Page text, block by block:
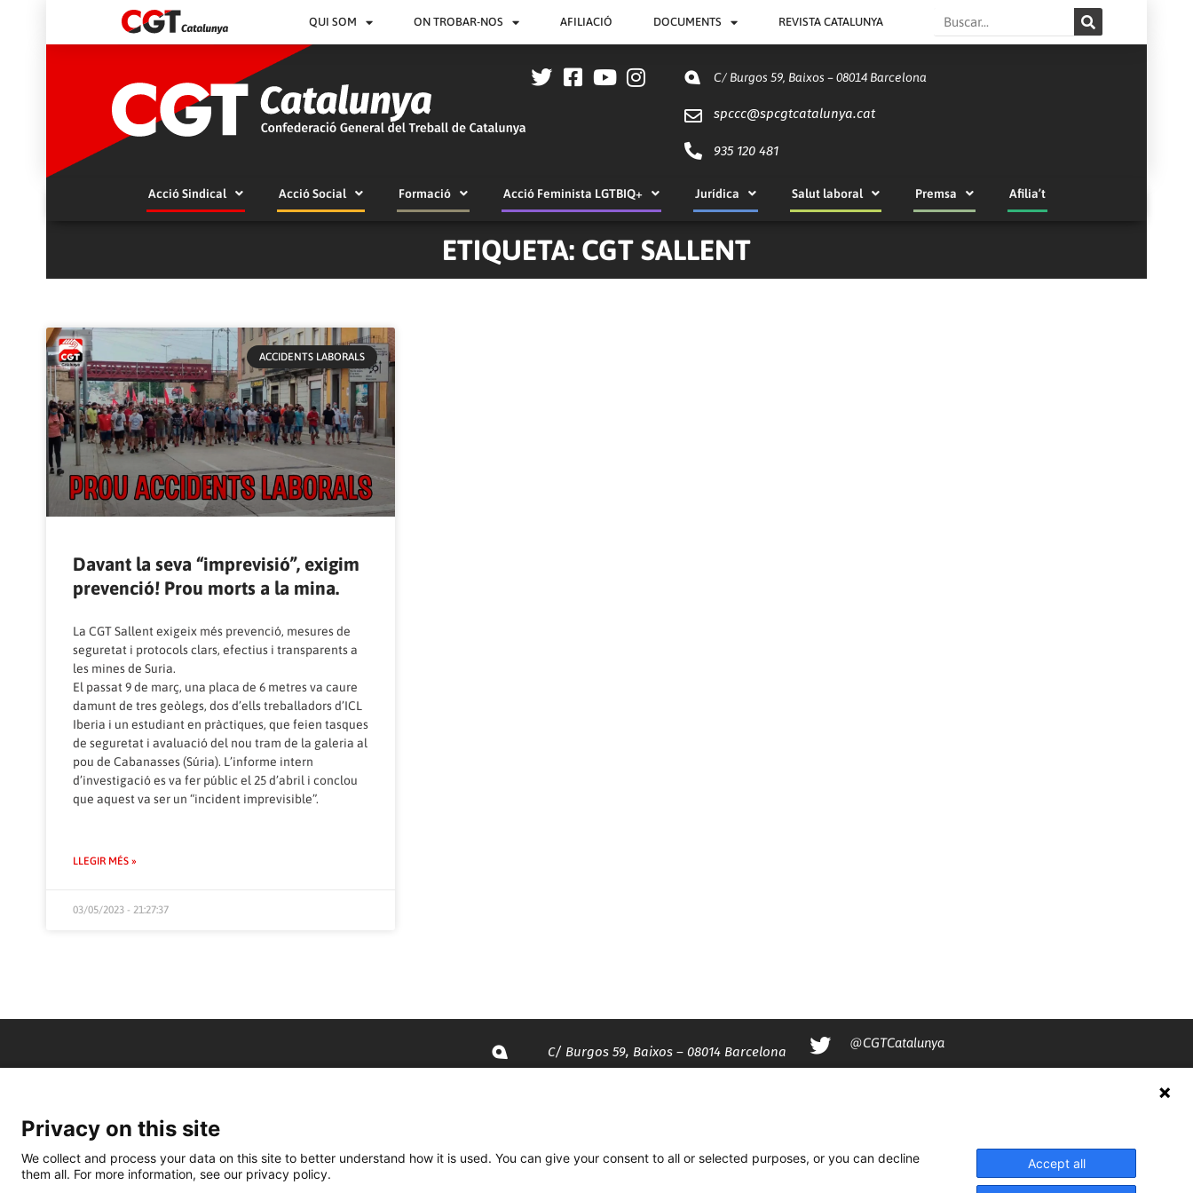
QUI SOM ON TROBAR-NOS AFILIACIÓ DOCUMENTS REVISTA CATALUNYA Search
C/ Burgos 59, Baixos – 08014 Barcelona
spccc@spcgtcatalunya.cat
935 120 481
Acció Sindical Acció Social Formació Acció Feminista LGTBIQ+ Jurídica Salut laboral Premsa Afilia’t
ETIQUETA: CGT SALLENT
ACCIDENTS LABORALS
Davant la seva “imprevisió”, exigim
prevenció! Prou morts a la mina.
La CGT Sallent exigeix més prevenció, mesures de
seguretat i protocols clars, efectius i transparents a
les mines de Suria.
El passat 9 de març, una placa de 6 metres va caure
damunt de tres geòlegs, dos d’ells treballadors d’ICL
Iberia i un estudiant en pràctiques, que feien tasques
de seguretat i avaluació del nou tram de la galeria al
pou de Cabanasses (Súria). L’informe intern
d’investigació es va fer públic el 25 d’abril i conclou
que aquest va ser un “incident imprevisible”.
LLEGIR MÉS »
03/05/2023 - 21:27:37
C/ Burgos 59, Baixos – 08014 Barcelona
935 120 481
@CGTCatalunya
Privacy on this site
We collect and process your data on this site to better understand how it is used. You can give your consent to all or selected purposes, or you can decline
them all. For more information, see our privacy policy.
Accept all